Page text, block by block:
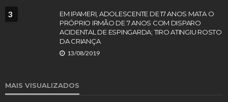
3
EM IPAMERI, ADOLESCENTE DE 17 ANOS MATA O
PRÓPRIO IRMÃO DE 7 ANOS COM DISPARO
ACIDENTAL DE ESPINGARDA; TIRO ATINGIU ROSTO
DA CRIANÇA
13/08/2019
MAIS VISUALIZADOS